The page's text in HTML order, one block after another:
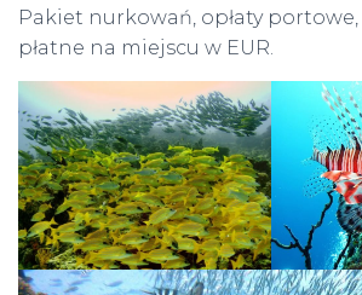
Pakiet nurkowań, opłaty
płatne na miejscu w EUR.